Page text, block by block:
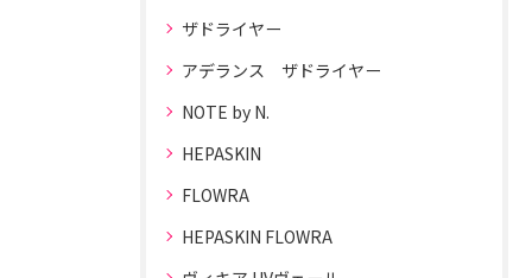
ザドライヤー
アデランス ザドライヤー
NOTE by N.
HEPASKIN
FLOWRA
HEPASKIN FLOWRA